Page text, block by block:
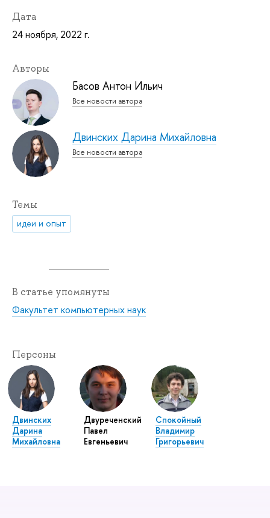
Дата
24 ноября, 2022 г.
Авторы
Басов Антон Ильич
Все новости автора
Двинских Дарина Михайловна
Все новости автора
Темы
идеи и опыт
В статье упомянуты
Факультет компьютерных наук
Персоны
Двинских
Дарина
Михайловна
Двуреченский
Павел
Евгеньевич
Спокойный
Владимир
Григорьевич